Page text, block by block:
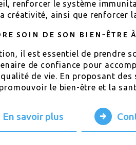
renforcer le système
créativité, ainsi que renforcer
soin de son bien-être
il est essentiel de prendre
de confiance pour
de vie. En proposant
le bien-être et la
En savoir plus